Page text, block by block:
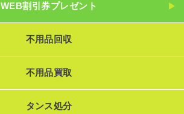
WEB割引券プレゼント
不用品回収
不用品買取
タンス処分